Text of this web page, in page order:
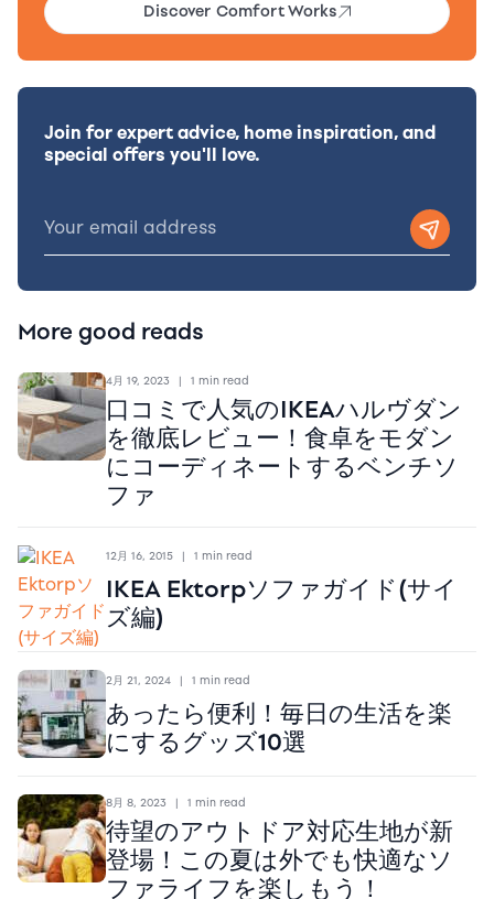
Discover Comfort Works
Join for expert advice, home inspiration, and
special offers you'll love.
More good reads
4月 19, 2023 | 1 min read
口コミで人気のIKEAハルヴダン
を徹底レビュー！食卓をモダン
にコーディネートするベンチソ
ファ
12月 16, 2015 | 1 min read
IKEA Ektorpソファガイド(サイ
ズ編)
2月 21, 2024 | 1 min read
あったら便利！毎日の生活を楽
にするグッズ10選
8月 8, 2023 | 1 min read
待望のアウトドア対応生地が新
登場！この夏は外でも快適なソ
ファライフを楽しもう！